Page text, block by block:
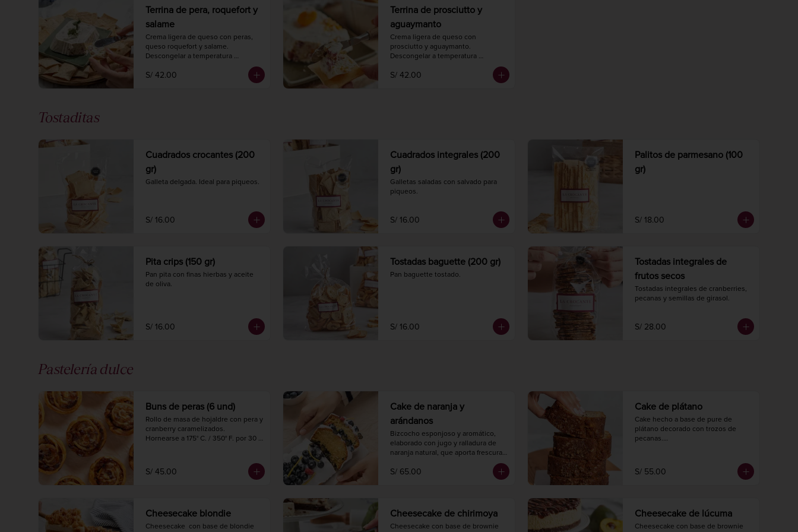
Terrina de pera, roquefort y
salame
Crema ligera de queso con peras,
queso roquefort y salame.
Descongelar a temperatura
consumir.
S/ 42.00
Terrina de prosciutto y
aguaymanto
Crema ligera de queso con
prosciutto y aguaymanto.
Descongelar a temperatura
consumir.
S/ 42.00
Tostaditas
Cuadrados crocantes (200
gr)
Galleta delgada. Ideal para piqueos.
S/ 16.00
Cuadrados integrales (200
gr)
Galletas saladas con salvado para
piqueos.
S/ 16.00
Palitos de parmesano (100
gr)
S/ 18.00
Pita crips (150 gr)
Pan pita con finas hierbas y aceite
de oliva.
S/ 16.00
Tostadas baguette (200 gr)
Pan baguette tostado.
S/ 16.00
Tostadas integrales de
frutos secos
Tostadas integrales de cranberries,
pecanas y semillas de girasol.
S/ 28.00
Pastelería dulce
Buns de peras (6 und)
Rollo de masa de hojaldre con pera y
cranberry caramelizados.
Hornearse a 175° C. / 350° F. por 30
S/ 45.00
Cake de naranja y
arándanos
Bizcocho esponjoso y aromático,
elaborado con jugo y ralladura de
naranja natural, que aporta frescura
cítrica, y arándanos que añaden un
toque dulce y ácido.
S/ 65.00
Cake de plátano
Cake hecho a base de pure de
plátano decorado con trozos de
pecanas.
8 a 10 porciones.
S/ 55.00
Cheesecake blondie
Cheesecake  con base de blondie
Cheesecake de chirimoya
Cheesecake con base de brownie
Cheesecake de lúcuma
Cheesecake con base de brownie